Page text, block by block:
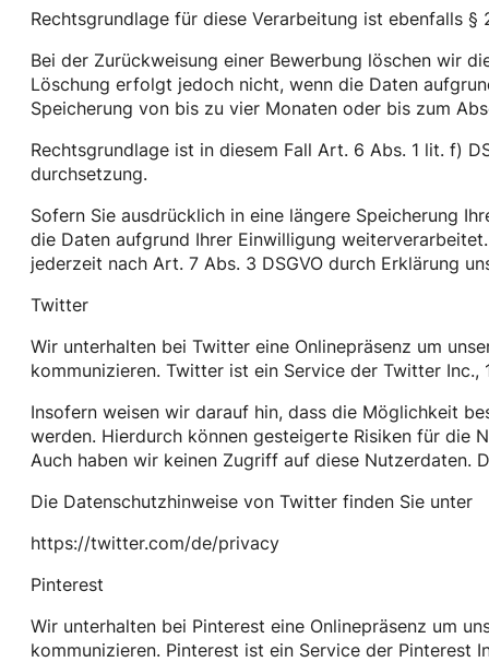
Rechtsgrundlage für diese Verarbeitung ist ebenfalls §
Bei der Zurückweisung einer Bewerbung löschen wir
Löschung erfolgt jedoch nicht, wenn die Daten
Speicherung von bis zu vier Monaten oder bis zum
Rechtsgrundlage ist in diesem Fall Art. 6 Abs. 1 lit. f)
durchsetzung.
Sofern Sie ausdrücklich in eine längere Speicherung
die Daten aufgrund Ihrer Einwilligung
jederzeit nach Art. 7 Abs. 3 DSGVO durch Erklärung
Twitter
Wir unterhalten bei Twitter eine Onlinepräsenz um
kommunizieren. Twitter ist ein Service der Twitter
Insofern weisen wir darauf hin, dass die Möglichkeit
werden. Hierdurch können gesteigerte Risiken für die
Auch haben wir keinen Zugriff auf diese Nutzerdaten.
Die Datenschutzhinweise von Twitter finden Sie unter
https://twitter.com/de/privacy
Pinterest
Wir unterhalten bei Pinterest eine Onlinepräsenz um
kommunizieren. Pinterest ist ein Service der Pinterest